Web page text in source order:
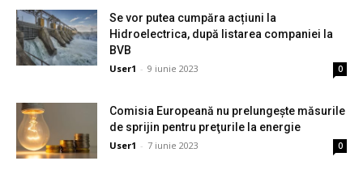
Se vor putea cumpăra acțiuni la
Hidroelectrica, după listarea companiei la
BVB
User1 - 9 iunie 2023 0
Comisia Europeană nu prelungeşte măsurile
de sprijin pentru preţurile la energie
User1 - 7 iunie 2023 0